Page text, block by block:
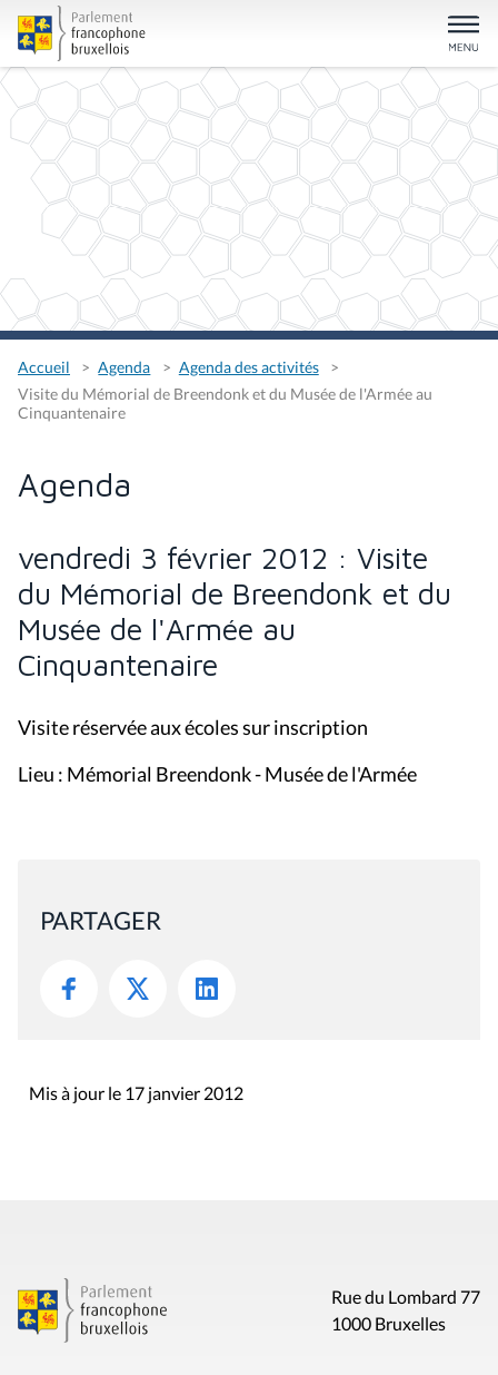
Accueil Agenda
Agenda des activités
Visite du Mémorial de Breendonk et du Musée de l'Armée au
Cinquantenaire
Agenda
vendredi 3 février 2012 : Visite
du Mémorial de Breendonk et du
Musée de l'Armée au
Cinquantenaire
Visite réservée aux écoles sur inscription
Lieu : Mémorial Breendonk - Musée de l'Armée
PARTAGER
Mis à jour le 17 janvier 2012
Rue du Lombard 77
1000 Bruxelles